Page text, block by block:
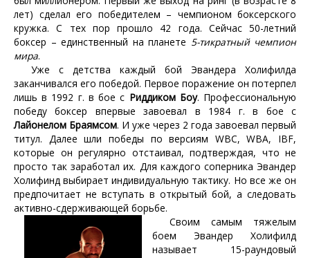
лет) сделал его победителем – чемпионом боксерского
кружка. С тех пор прошло 42 года. Сейчас 50-летний
боксер – единственный на планете 5-тикратный чемпион
мира.
Уже с детства каждый бой Эвандера Холифилда
заканчивался его победой. Первое поражение он потерпел
лишь в 1992 г. в бое с Риддиком Боу. Профессиональную
победу боксер впервые завоевал в 1984 г. в бое с
Лайонелом Браямсом. И уже через 2 года завоевал первый
титул. Далее шли победы по версиям WBC, WBA, IBF,
которые он регулярно отстаивал, подтверждая, что не
просто так заработал их. Для каждого соперника Эвандер
Холифинд выбирает индивидуальную тактику. Но все же он
предпочитает не вступать в открытый бой, а следовать
активно-сдерживающей борьбе.
Своим самым тяжелым
боем Эвандер Холифилд
называет 15-раундовый